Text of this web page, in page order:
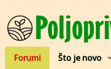
Forumi Što je novo